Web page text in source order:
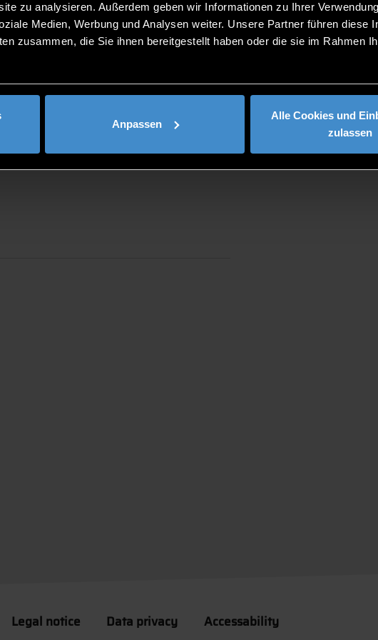
zu analysieren. Außerdem geben wir Informationen zu Ihrer
Medien, Werbung und Analysen weiter. Unsere Partner führen diese
zusammen, die Sie ihnen bereitgestellt haben oder die sie im Rahmen
Anpassen
Alle Cookies und
zulassen
Legal notice Data privacy Accessability